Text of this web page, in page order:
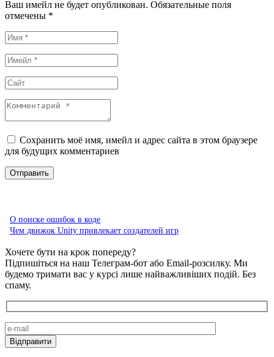
Ваш имейл не будет опубликован. Обязательные поля
отмечены *
Сохранить моё имя, имейл и адрес сайта в этом браузере
для будущих комментариев
О поиске ошибок в коде
Чем движок Unity привлекает создателей игр
Хочете бути на крок попереду?
Підпишіться на наш Телеграм-бот або Email-розсилку. Ми
будемо тримати вас у курсі лише найважливіших подій. Без
спаму.